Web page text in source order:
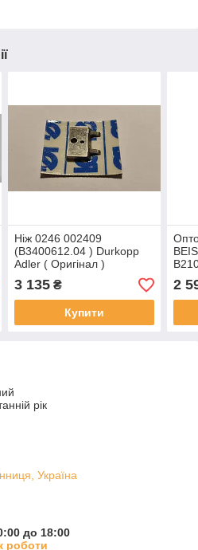
Ніж 0246 002409
(B3400612.04 ) Durkopp
Adler ( Оригінал )
3 135₴
Купити
2
рік
Україна
до 18:00
роботи